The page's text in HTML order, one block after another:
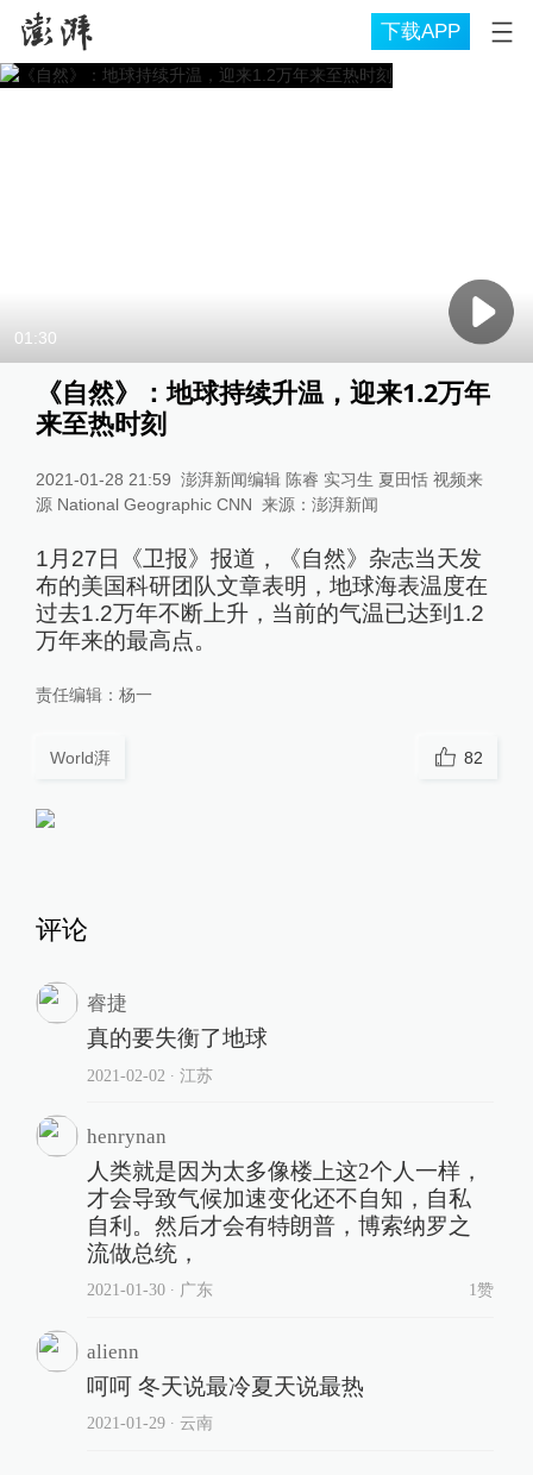
下载APP
01:30
《自然》：地球持续升温，迎来1.2万年
来至热时刻
2021-01-28 21:59 澎湃新闻编辑 陈睿 实习生 夏田恬 视频来
源 National Geographic CNN 来源： 澎湃新闻
1月27日《卫报》报道，《自然》杂志当天发
布的美国科研团队文章表明，地球海表温度在
过去1.2万年不断上升，当前的气温已达到1.2
万年来的最高点。
责任编辑： 杨一
World湃 82
评论
睿捷
真的要失衡了地球
2021-02-02 ∙ 江苏
henrynan
人类就是因为太多像楼上这2个人一样，
才会导致气候加速变化还不自知，自私
自利。然后才会有特朗普，博索纳罗之
流做总统，
2021-01-30∙ 广东 1赞
alienn
呵呵 冬天说最冷夏天说最热
2021-01-29∙ 云南